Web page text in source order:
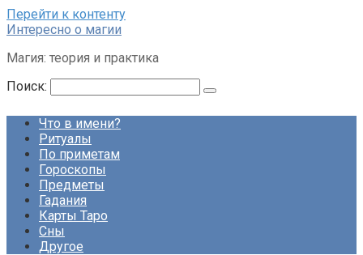
Перейти к контенту
Интересно о магии
Магия: теория и практика
Поиск:
Что в имени?
Ритуалы
По приметам
Гороскопы
Предметы
Гадания
Карты Таро
Сны
Другое